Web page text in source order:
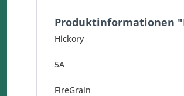
Produktinformationen
Hickory
5A
FireGrain